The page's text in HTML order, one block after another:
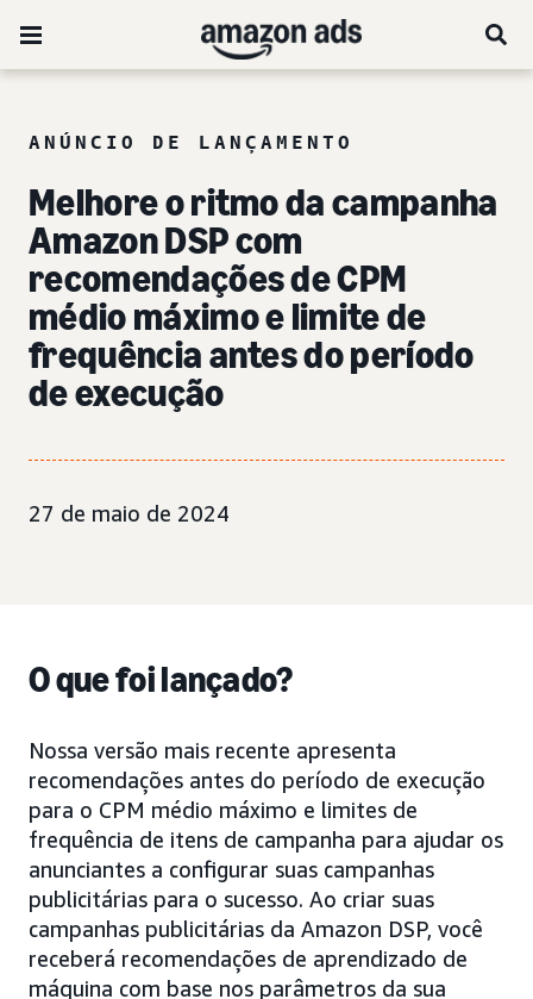
ANÚNCIO DE LANÇAMENTO
Melhore o ritmo da campanha
Amazon DSP com
recomendações de CPM
médio máximo e limite de
frequência antes do período
de execução
27 de maio de 2024
O que foi lançado?
Nossa versão mais recente apresenta
recomendações antes do período de execução
para o CPM médio máximo e limites de
frequência de itens de campanha para ajudar os
anunciantes a configurar suas campanhas
publicitárias para o sucesso. Ao criar suas
campanhas publicitárias da Amazon DSP, você
receberá recomendações de aprendizado de
máquina com base nos parâmetros da sua